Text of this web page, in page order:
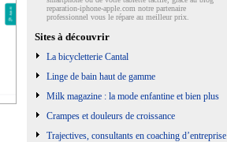
reparation-iphone-apple.com notre partenaire
professionnel vous le répare au meilleur prix.
Sites à découvrir
La bicycletterie Cantal
Linge de bain haut de gamme
Milk magazine : la mode enfantine et bien plus
Crampes et douleurs de croissance
Trajectives, consultants en coaching d’entreprise